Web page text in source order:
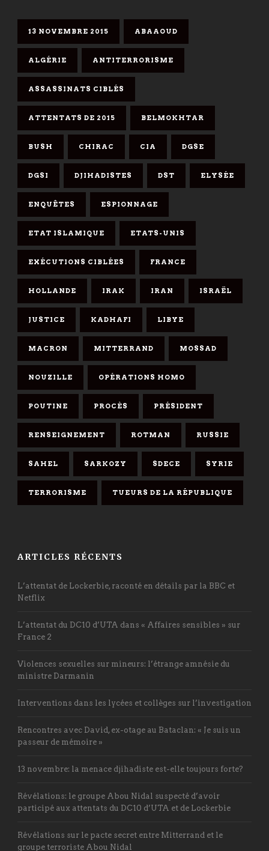
13 NOVEMBRE 2015 ABAAOUD
ALGÉRIE ANTITERRORISME
ASSASSINATS CIBLÉS
ATTENTATS DE 2015 BELMOKHTAR
BUSH CHIRAC CIA DGSE
DGSI DJIHADISTES DST ELYSÉE
ENQUÊTES ESPIONNAGE
ETAT ISLAMIQUE ETATS-UNIS
EXÉCUTIONS CIBLÉES FRANCE
HOLLANDE IRAK IRAN ISRAËL
JUSTICE KADHAFI LIBYE
MACRON MITTERRAND MOSSAD
NOUZILLE OPÉRATIONS HOMO
POUTINE PROCÈS PRÉSIDENT
RENSEIGNEMENT ROTMAN RUSSIE
SAHEL SARKOZY SDECE SYRIE
TERRORISME TUEURS DE LA RÉPUBLIQUE
ARTICLES RÉCENTS
L’attentat de Lockerbie, raconté en détails par la BBC et
Netflix
L’attentat du DC10 d’UTA dans « Affaires sensibles » sur
France 2
Violences sexuelles sur mineurs: l’étrange amnésie du
ministre Darmanin
Interventions dans les lycées et collèges sur l’investigation
Rencontres avec David, ex-otage au Bataclan: « Je suis un
passeur de mémoire »
13 novembre: la menace djihadiste est-elle toujours forte?
Révélations: le groupe Abou Nidal suspecté d’avoir
participé aux attentats du DC10 d’UTA et de Lockerbie
Révélations sur le pacte secret entre Mitterrand et le
groupe terroriste Abou Nidal